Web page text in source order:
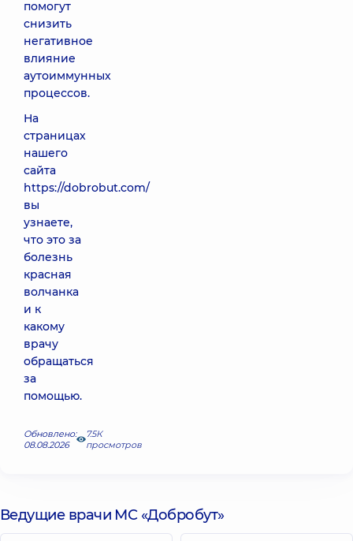
помогут
снизить
негативное
влияние
аутоиммунных
процессов.
На
страницах
нашего
сайта
https://dobrobut.com/
вы
узнаете,
что это за
болезнь
красная
волчанка
и к
какому
врачу
обращаться
за
помощью.
Обновлено:
08.08.2026
7.5К
просмотров
Ведущие врачи МС «Добробут»